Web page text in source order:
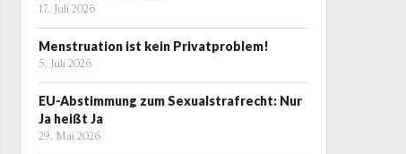
17. Juli 2026
Menstruation ist kein Privatproblem!
5. Juli 2026
EU-Abstimmung zum Sexualstrafrecht: Nur
Ja heißt Ja
29. Mai 2026